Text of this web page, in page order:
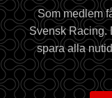
Som medlem
Svensk Racing.
spara alla